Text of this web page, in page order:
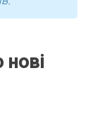
нові